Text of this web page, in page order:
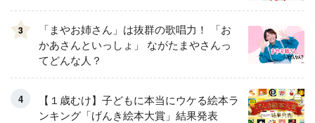
3
「まやお姉さん」は抜群の歌唱力！ 「お
かあさんといっしょ」 ながたまやさんっ
てどんな人？
【１歳むけ】子どもに本当にウケる絵本ラ
ンキング「げんき絵本大賞」結果発表